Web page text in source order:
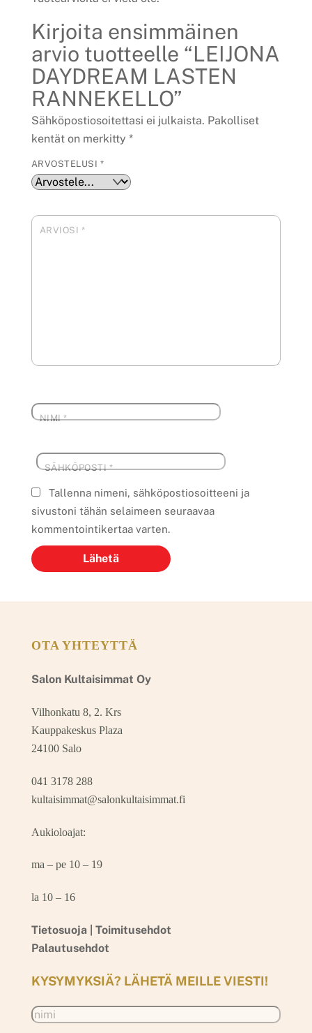
Kirjoita ensimmäinen
arvio tuotteelle “LEIJONA
DAYDREAM LASTEN
RANNEKELLO”
Sähköpostiosoitettasi ei julkaista. Pakolliset
kentät on merkitty *
ARVOSTELUSI *
ARVIOSI *
NIMI*
SÄHKÖPOSTI*
Tallenna nimeni, sähköpostiosoitteeni ja
sivustoni tähän selaimeen seuraavaa
kommentointikertaa varten.
OTA YHTEYTTÄ
Salon Kultaisimmat Oy
Vilhonkatu 8, 2. Krs
Kauppakeskus Plaza
24100 Salo
041 3178 288
kultaisimmat@salonkultaisimmat.fi
Aukioloajat:
ma – pe 10 – 19
la 10 – 16
Tietosuoja | Toimitusehdot
Palautusehdot
KYSYMYKSIÄ? LÄHETÄ MEILLE VIESTI!